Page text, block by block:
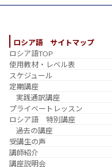
ロシア語 サイトマップ
ロシア語TOP
使用教材・レベル表
スケジュール
定期講座
実践通訳講座
プライベートレッスン
ロシア語 特別講座
過去の講座
受講生の声
講師紹介
講座説明会